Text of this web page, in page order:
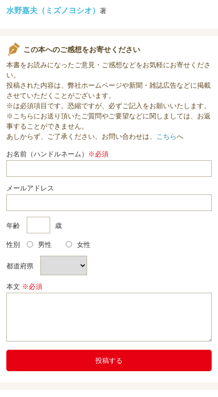
水野嘉夫（ミズノヨシオ）著
この本へのご感想をお寄せください
本書をお読みになったご意見・ご感想などをお気軽にお寄せくださ
い。
投稿された内容は、弊社ホームページや新聞・雑誌広告などに掲載
させていただくことがございます。
※は必須項目です。恐縮ですが、必ずご記入をお願いいたします。
※こちらにお送り頂いたご質問やご要望などに関しましては、お返
事することができません。
あしからず、ご了承ください。お問い合わせは、 こちらへ
お名前（ハンドルネーム） ※必須
メールアドレス
年齢 歳
性別 男性 女性
都道府県
本文 ※必須
投稿する